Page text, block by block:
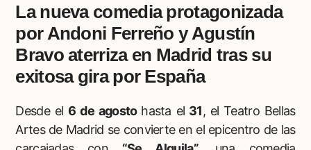
La nueva comedia protagonizada
por Andoni Ferreño y Agustín
Bravo aterriza en Madrid tras su
exitosa gira por España
Desde el6 de agosto hasta el 31, el Teatro Bellas
Artes de Madrid se convierte en el epicentro de las